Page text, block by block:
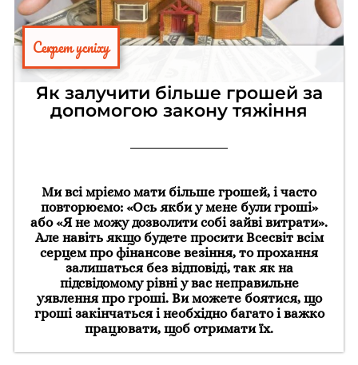
Секрет успіху
Як залучити більше грошей за
допомогою закону тяжіння
Ми всі мріємо мати більше грошей, і часто
повторюємо: «Ось якби у мене були гроші»
або «Я не можу дозволити собі зайві витрати».
Але навіть якщо будете просити Всесвіт всім
серцем про фінансове везіння, то прохання
залишаться без відповіді, так як на
підсвідомому рівні у вас неправильне
уявлення про гроші. Ви можете боятися, що
гроші закінчаться і необхідно багато і важко
працювати, щоб отримати їх.